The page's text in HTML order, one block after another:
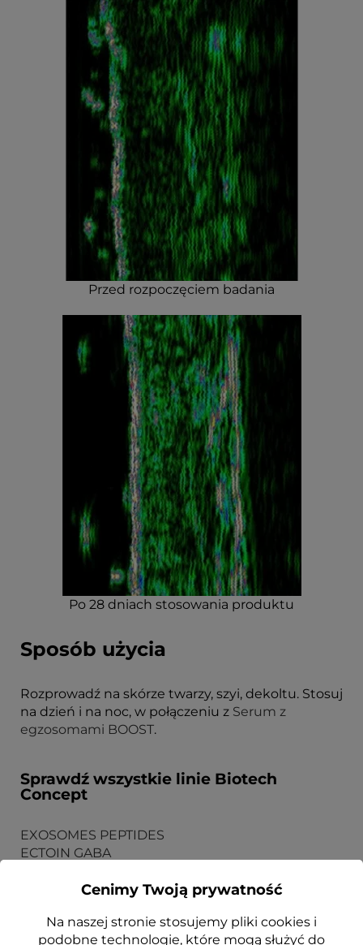
Przed rozpoczęciem badania
Po 28 dniach stosowania produktu
Sposób użycia
Rozprowadź na skórze twarzy, szyi, dekoltu. Stosuj
na dzień i na noc, w połączeniu z Serum z
egzosomami BOOST.
Sprawdź wszystkie linie Biotech
Concept
EXOSOMES PEPTIDES
ECTOIN GABA
Cenimy Twoją prywatność
Na naszej stronie stosujemy pliki cookies i
podobne technologie, które mogą służyć do